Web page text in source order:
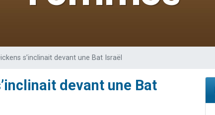
donner son Maasser
s’inclinait devant une Bat Israël
devant une Bat